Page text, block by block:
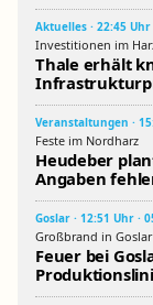
Aktuelles · 22:45 Uhr
Investitionen im
Thale erhält
Veranstaltungen ·
Feste im Nordharz
Heudeber
Angaben
Goslar · 12:51 Uhr ·
Großbrand in Goslar
Feuer bei